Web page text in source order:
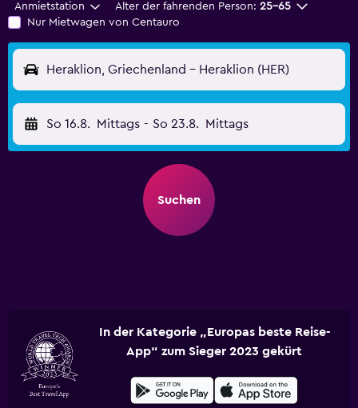
Anmietstation Alter der fahrenden Person: 25-65
Nur Mietwagen von Centauro
Heraklion, Griechenland - Heraklion (HER)
So 16.8. Mittags - So 23.8. Mittags
Suchen
In der Kategorie „Europas beste Reise-
App“ zum Sieger 2023 gekürt